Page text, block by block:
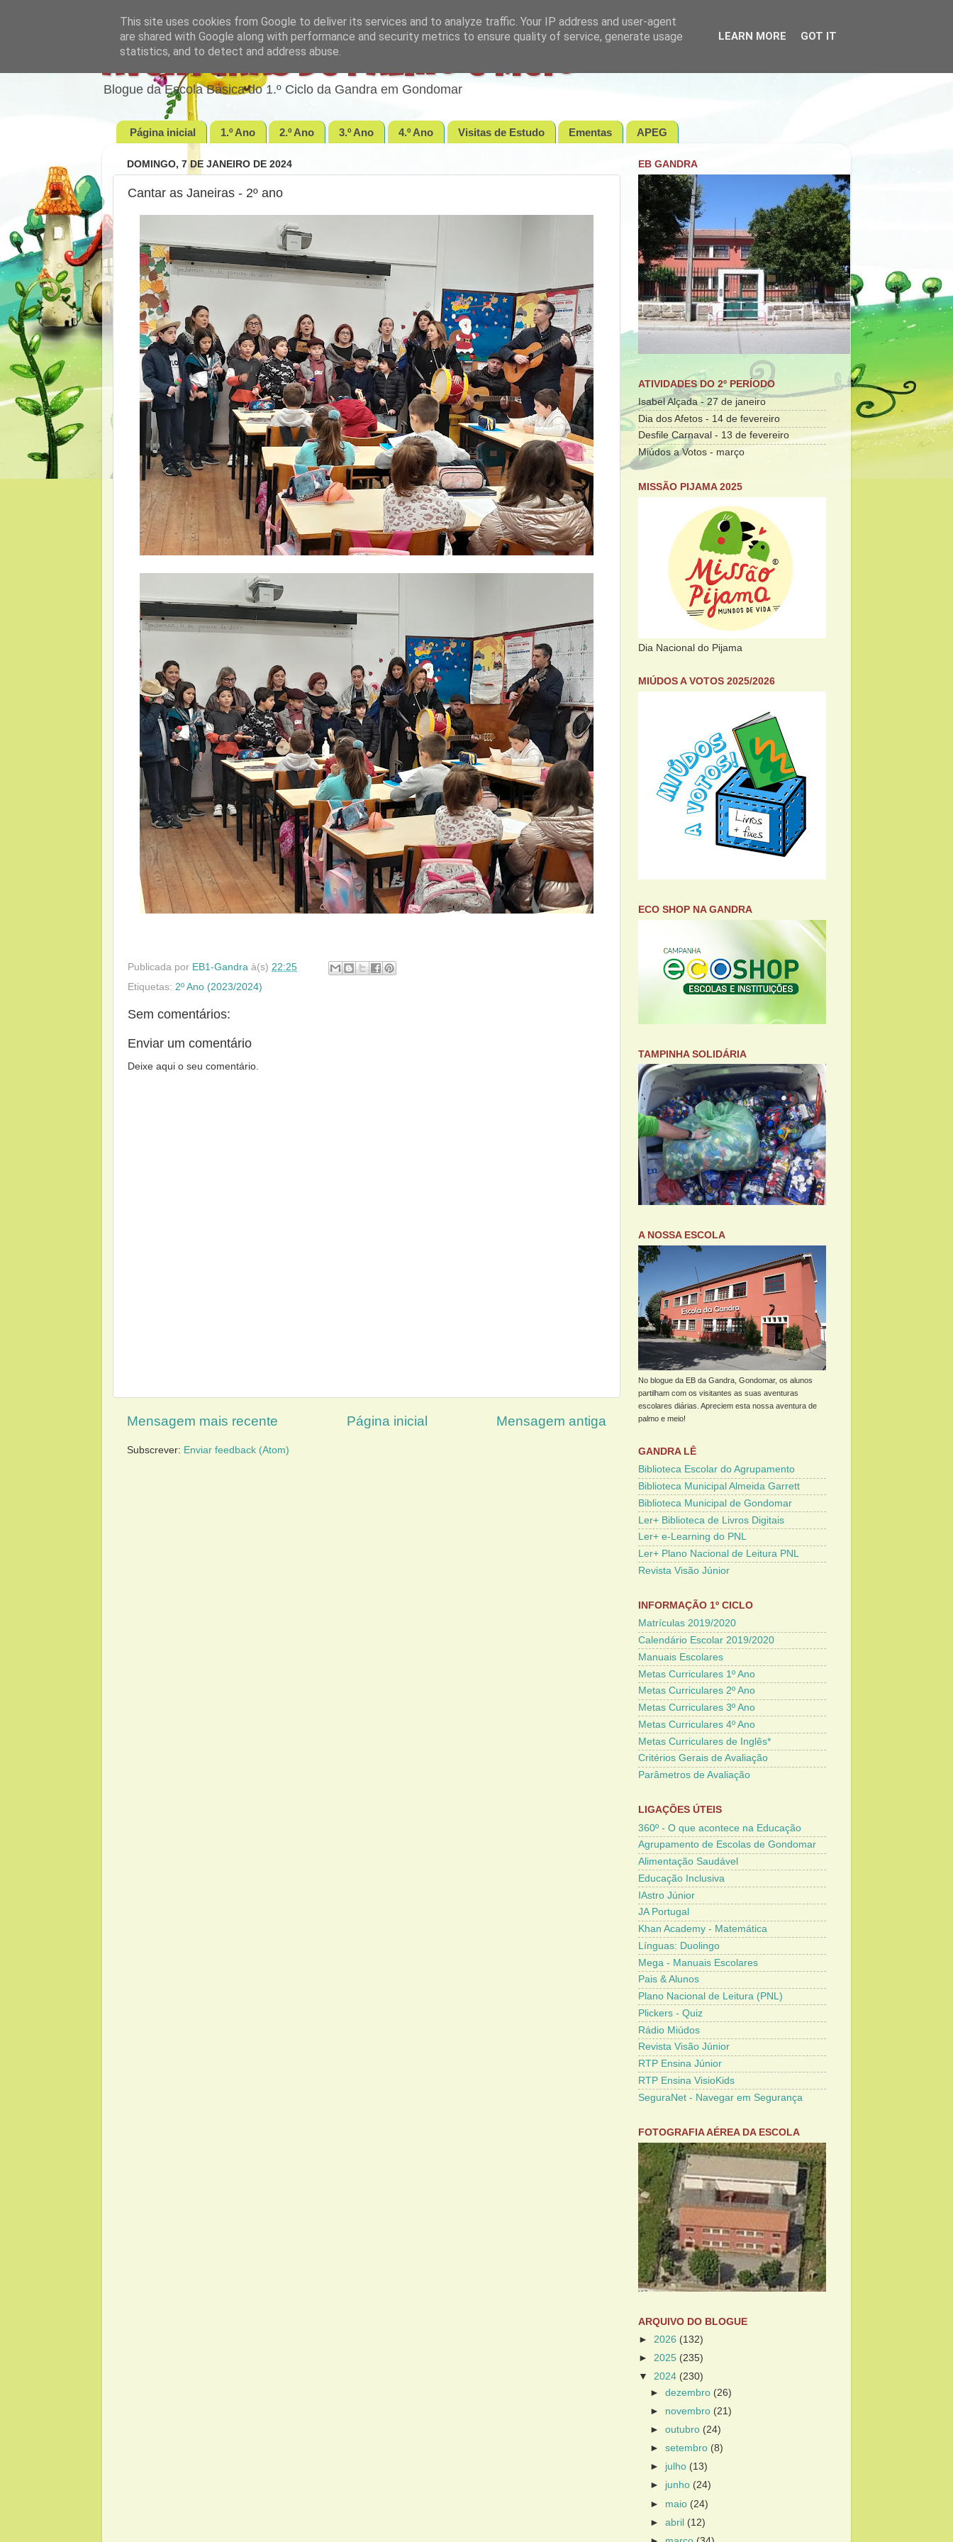
Aventuras de Palmo e Meio
Blogue da Escola Básica do 1.º Ciclo da Gandra em Gondomar
Página inicial 1.º Ano 2.º Ano 3.º Ano 4.º Ano Visitas de Estudo Ementas APEG
DOMINGO, 7 DE JANEIRO DE 2024
Cantar as Janeiras - 2º ano
Publicada por EB1-Gandra à(s) 22:25
Etiquetas: 2º Ano (2023/2024)
Sem comentários:
Enviar um comentário
Deixe aqui o seu comentário.
Mensagem mais recente Mensagem antiga
Página inicial
Subscrever: Enviar feedback (Atom)
EB GANDRA
ATIVIDADES DO 2º PERÍODO
Isabel Alçada - 27 de janeiro
Dia dos Afetos - 14 de fevereiro
Desfile Carnaval - 13 de fevereiro
Miúdos a Votos - março
MISSÃO PIJAMA 2025
Dia Nacional do Pijama
MIÚDOS A VOTOS 2025/2026
ECO SHOP NA GANDRA
TAMPINHA SOLIDÁRIA
A NOSSA ESCOLA
No blogue da EB da Gandra, Gondomar, os alunos
partilham com os visitantes as suas aventuras
escolares diárias. Apreciem esta nossa aventura de
palmo e meio!
GANDRA LÊ
Biblioteca Escolar do Agrupamento
Biblioteca Municipal Almeida Garrett
Biblioteca Municipal de Gondomar
Ler+ Biblioteca de Livros Digitais
Ler+ e-Learning do PNL
Ler+ Plano Nacional de Leitura PNL
Revista Visão Júnior
INFORMAÇÃO 1º CICLO
Matrículas 2019/2020
Calendário Escolar 2019/2020
Manuais Escolares
Metas Curriculares 1º Ano
Metas Curriculares 2º Ano
Metas Curriculares 3º Ano
Metas Curriculares 4º Ano
Metas Curriculares de Inglês*
Critérios Gerais de Avaliação
Parâmetros de Avaliação
LIGAÇÕES ÚTEIS
360º - O que acontece na Educação
Agrupamento de Escolas de Gondomar
Alimentação Saudável
Educação Inclusiva
IAstro Júnior
JA Portugal
Khan Academy - Matemática
Línguas: Duolingo
Mega - Manuais Escolares
Pais & Alunos
Plano Nacional de Leitura (PNL)
Plickers - Quiz
Rádio Miúdos
Revista Visão Júnior
RTP Ensina Júnior
RTP Ensina VisioKids
SeguraNet - Navegar em Segurança
FOTOGRAFIA AÉREA DA ESCOLA
ARQUIVO DO BLOGUE
► 2026 (132)
► 2025 (235)
▼ 2024 (230)
►dezembro (26)
► novembro (21)
►outubro (24)
►setembro (8)
► julho (13)
► junho (24)
► maio (24)
►abril (12)
This site uses cookies from Google to deliver its services and to analyze traffic. Your IP address and user-agent
are shared with Google along with performance and security metrics to ensure quality of service, generate usage
statistics, and to detect and address abuse.
LEARN MORE GOT IT